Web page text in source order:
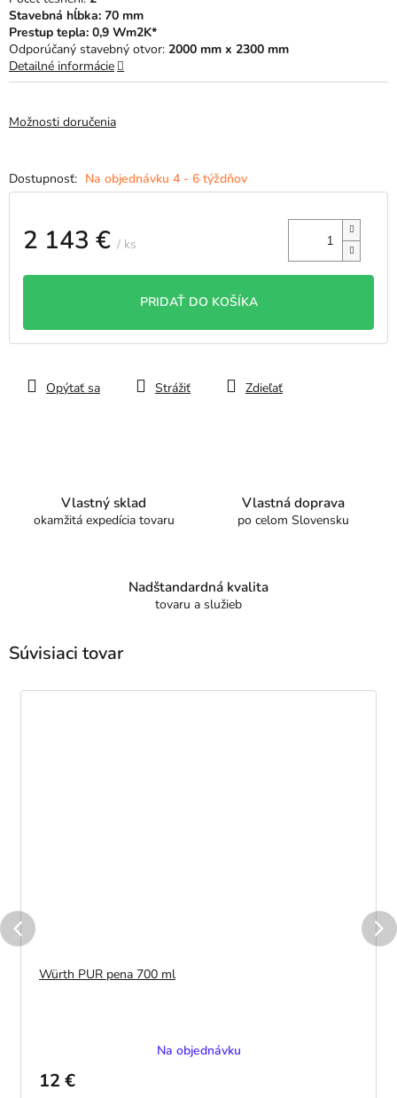
Na objednávku 4 - 6 týždňov
Možnosti doručenia
2 143 € / ks
PRIDAŤ DO KOŠÍKA
Stavebná hĺbka: 70 mm
Prestup tepla: 0,9 Wm2K*
Odporúčaný stavebný otvor: 2000 mm x 2300 mm
Detailné informácie
Opýtať sa Strážiť Zdieľať
Vlastný sklad
okamžitá expedícia tovaru
Vlastná doprava
po celom Slovensku
Nadštandardná kvalita
tovaru a služieb
Súvisiaci tovar
Würth PUR pena 700 ml
Na objednávku
12 €